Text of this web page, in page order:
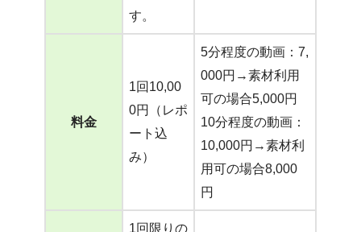
す。
料金
1回10,00
0円（レポ
ート込
み）
5分程度の動画：7,
000円→素材利用
可の場合5,000円
10分程度の動画：
10,000円→素材利
用可の場合8,000
円
1回限りの